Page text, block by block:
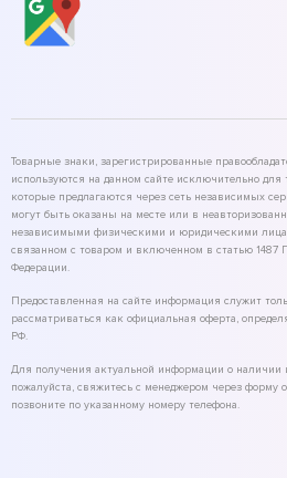
Товарные знаки, зарегистрированные
используются на данном сайте исключительно для
которые предлагаются через сеть независимых
могут быть оказаны на месте или в
независимыми физическими и юридическими
связанном с товаром и включенном в статью 1487
Федерации.
Предоставленная на сайте информация служит
рассматриваться как официальная оферта,
РФ.
Для получения актуальной информации о наличии
пожалуйста, свяжитесь с менеджером через форму
позвоните по указанному номеру телефона.